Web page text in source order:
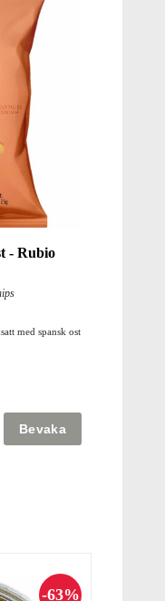
- Rubio
med spansk ost